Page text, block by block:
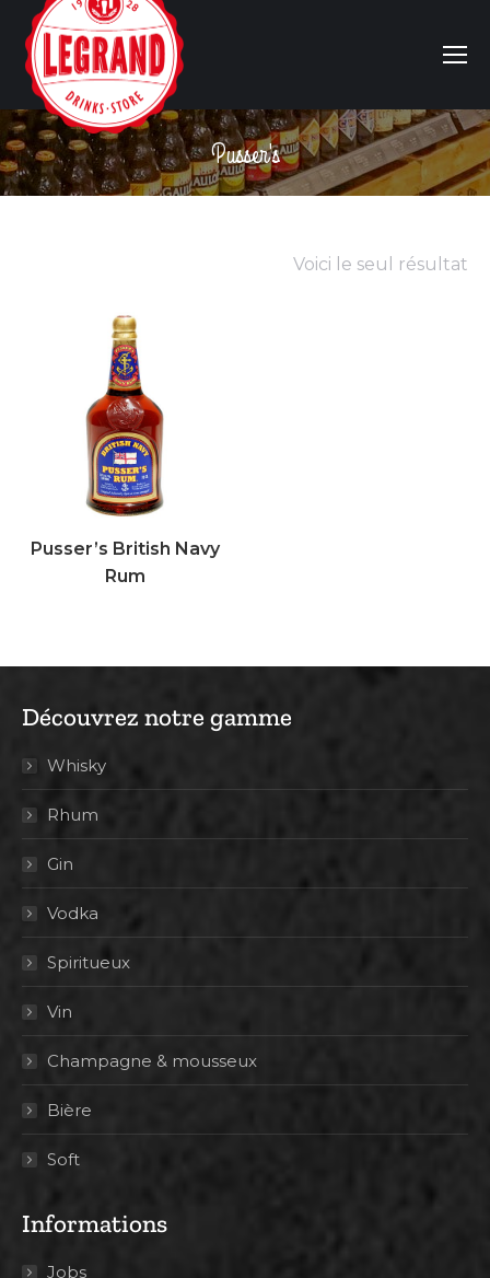
Pusser's
Vous êtes ici :
Voici le seul résultat
Pusser’s British Navy
Rum
Découvrez notre gamme
Whisky
Rhum
Gin
Vodka
Spiritueux
Vin
Champagne & mousseux
Bière
Soft
Informations
Jobs